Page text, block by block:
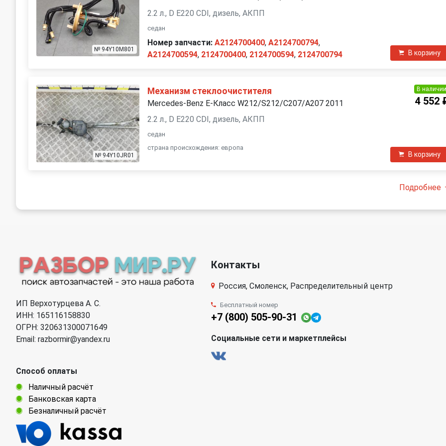
№ 94Y10M801
2.2 л., D E220 CDI, дизель, АКПП
седан
Номер запчасти: A2124700400,A2124700794,
A2124700594, 2124700400, 2124700594, 2124700794 В корзину
№ 94Y10JR01
Механизм стеклоочистителя
Mercedes-Benz E-Класс W212/S212/C207/A207 2011
2.2 л., D E220 CDI, дизель, АКПП
седан
страна происхождения: европа
В
4 552
В корзину
Подробнее
ИП Верхотурцева А. С.
ИНН: 165116158830
ОГРН: 320631300071649
Email: razbormir@yandex.ru
Способ оплаты
Наличный расчёт
Банковская карта
Безналичный расчёт
Контакты
Россия, Смоленск, Распределительный центр
Бесплатный номер
+7 (800) 505-90-31
Социальные сети и маркетплейсы